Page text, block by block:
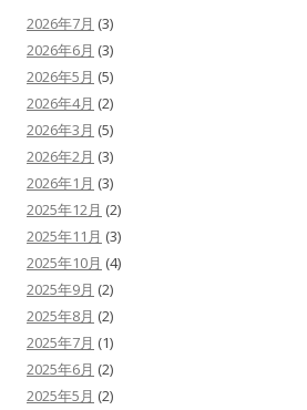
2026年7月 (3)
2026年6月 (3)
2026年5月 (5)
2026年4月 (2)
2026年3月 (5)
2026年2月 (3)
2026年1月 (3)
2025年12月 (2)
2025年11月 (3)
2025年10月 (4)
2025年9月 (2)
2025年8月 (2)
2025年7月 (1)
2025年6月 (2)
2025年5月 (2)